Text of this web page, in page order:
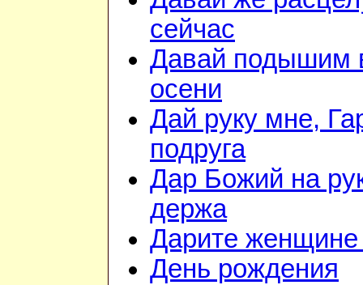
сейчас
Давай подышим
осени
Дай руку мне,
подруга
Дар Божий на
держа
Дарите женщине
День рождения